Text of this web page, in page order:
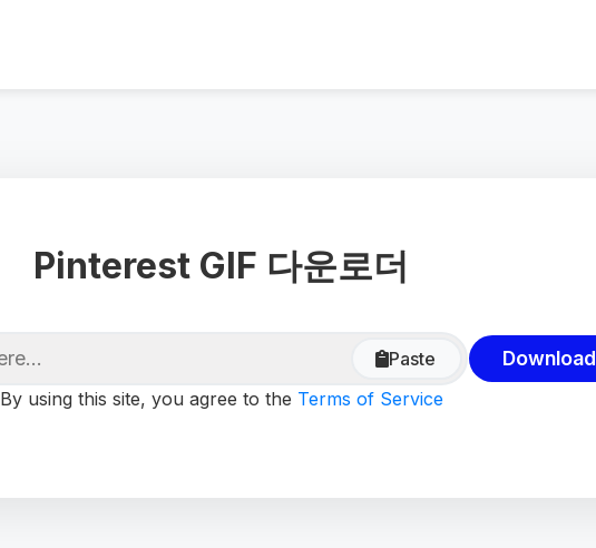
Pinterest GIF 다운로더
Paste Download
By using this site, you agree to the Terms of Service